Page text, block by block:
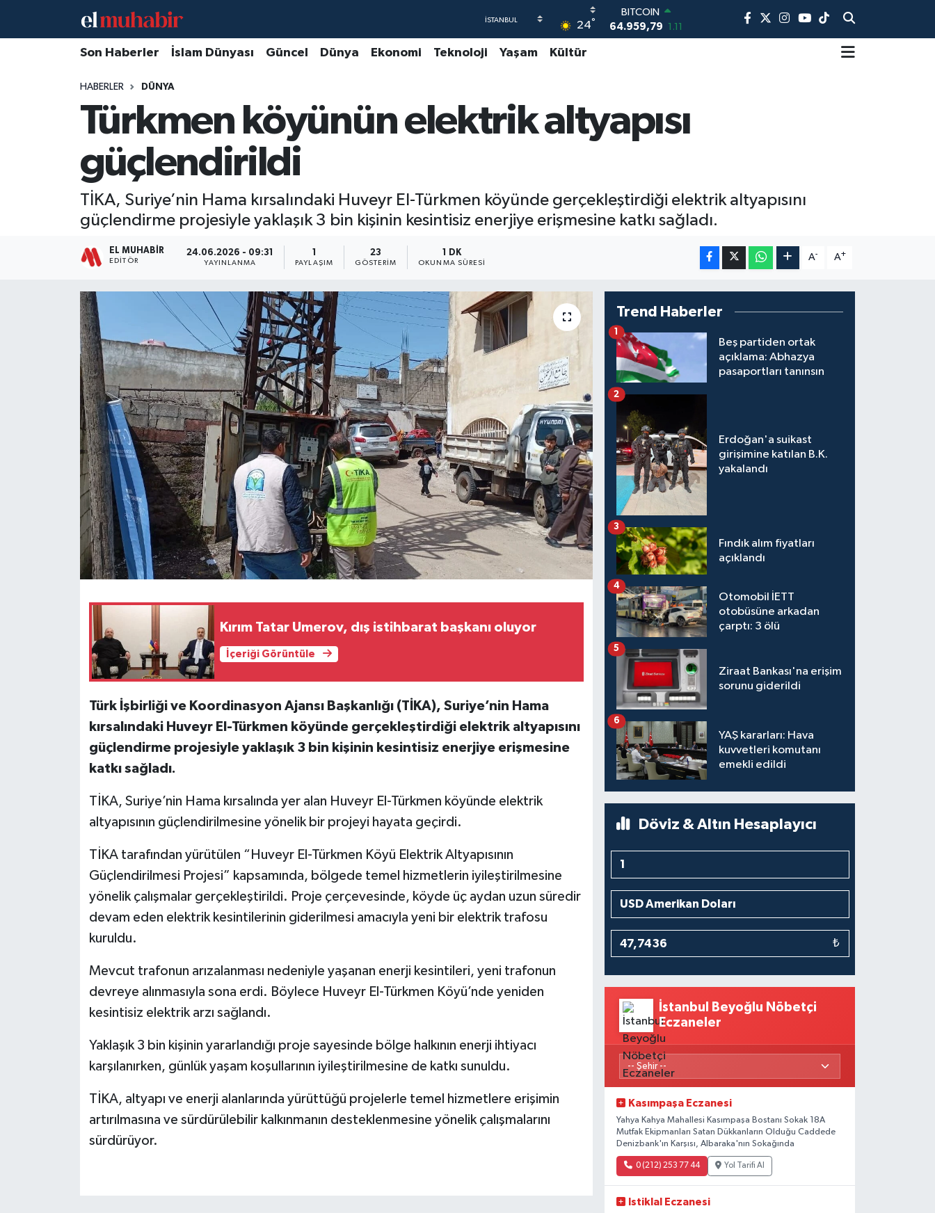
24°
BITCOIN
64.959,79 1.11
DOLAR
64,4811 0.38
GRAM ALTIN
6660.55
Son Haberler İslam Dünyası Güncel Dünya Ekonomi Teknoloji Yaşam Kültür
HABERLER DÜNYA
Türkmen köyünün elektrik altyapısı
güçlendirildi
TİKA, Suriye’nin Hama kırsalındaki Huveyr El-Türkmen köyünde gerçekleştirdiği elektrik altyapısını
güçlendirme projesiyle yaklaşık 3 bin kişinin kesintisiz enerjiye erişmesine katkı sağladı.
EL MUHABIR
EDITÖR
24.06.2026 - 09:31
YAYINLANMA
1
PAYLAŞIM
23
GÖSTERIM
1 DK
OKUNMA SÜRESI
A- A+
Kırım Tatar Umerov, dış istihbarat başkanı oluyor
İçeriği Görüntüle
Türk İşbirliği ve Koordinasyon Ajansı Başkanlığı (TİKA), Suriye’nin Hama
kırsalındaki Huveyr El-Türkmen köyünde gerçekleştirdiği elektrik altyapısını
güçlendirme projesiyle yaklaşık 3 bin kişinin kesintisiz enerjiye erişmesine
katkı sağladı.
TİKA, Suriye’nin Hama kırsalında yer alan Huveyr El-Türkmen köyünde elektrik
altyapısının güçlendirilmesine yönelik bir projeyi hayata geçirdi.
TİKA tarafından yürütülen “Huveyr El-Türkmen Köyü Elektrik Altyapısının
Güçlendirilmesi Projesi” kapsamında, bölgede temel hizmetlerin iyileştirilmesine
yönelik çalışmalar gerçekleştirildi. Proje çerçevesinde, köyde üç aydan uzun süredir
devam eden elektrik kesintilerinin giderilmesi amacıyla yeni bir elektrik trafosu
kuruldu.
Mevcut trafonun arızalanması nedeniyle yaşanan enerji kesintileri, yeni trafonun
devreye alınmasıyla sona erdi. Böylece Huveyr El-Türkmen Köyü’nde yeniden
kesintisiz elektrik arzı sağlandı.
Yaklaşık 3 bin kişinin yararlandığı proje sayesinde bölge halkının enerji ihtiyacı
karşılanırken, günlük yaşam koşullarının iyileştirilmesine de katkı sunuldu.
TİKA, altyapı ve enerji alanlarında yürüttüğü projelerle temel hizmetlere erişimin
artırılmasına ve sürdürülebilir kalkınmanın desteklenmesine yönelik çalışmalarını
sürdürüyor.
Trend Haberler
Beş partiden ortak
açıklama: Abhazya
pasaportları tanınsın
1
Erdoğan'a suikast
girişimine katılan B.K.
yakalandı
2
Fındık alım fiyatları
açıklandı
3
Otomobil İETT
otobüsüne arkadan
çarptı: 3 ölü
4
Ziraat Bankası'na erişim
sorunu giderildi
5
YAŞ kararları: Hava
kuvvetleri komutanı
emekli edildi
6
Döviz & Altın Hesaplayıcı
₺
İstanbul Beyoğlu Nöbetçi
Eczaneler
Kasımpaşa Eczanesi
Yahya Kahya Mahallesi Kasımpaşa Bostanı Sokak 18A
Mutfak Ekipmanları Satan Dükkanların Olduğu Caddede
Denizbank'ın Karşısı, Albaraka'nın Sokağında
0 (212) 253 77 44 Yol Tarifi Al
Istiklal Eczanesi
Hava Durumu
Trafik Durumu
Süper Lig Puan Durumu ve Fikstür
Tüm Manşetler
Son Dakika Haberleri
Haber Arşivi